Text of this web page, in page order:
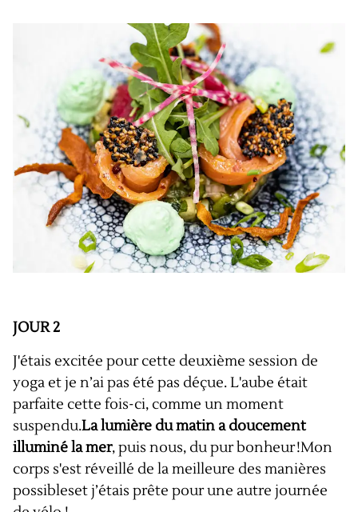
JOUR 2
J'étais excitée pour cette deuxième session de
yoga et je n’ai pas été pas déçue. L'aube était
parfaite cette fois-ci, comme un moment
suspendu.La lumière du matin a doucement
illuminé la mer, puis nous, du pur bonheur !Mon
corps s'est réveillé de la meilleure des manières
possibleset j’étais prête pour une autre journée